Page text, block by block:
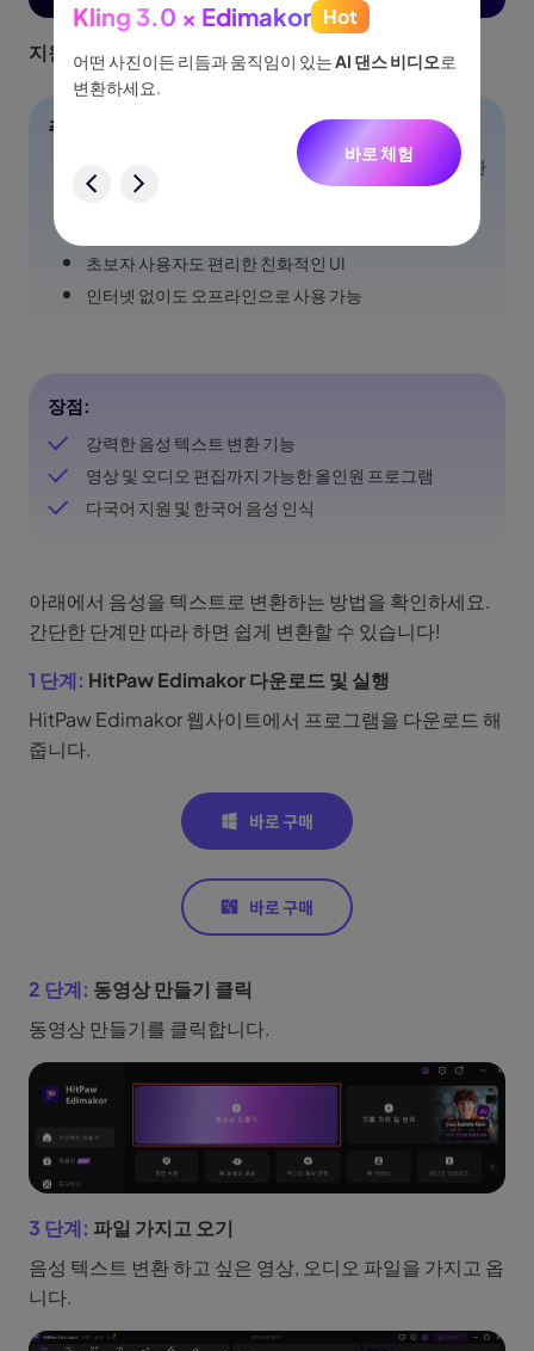
지원 언어: 130개 이상의 언어 지원
주로 기능
AI 기반 음성 인식을 통해 자동으로 ai 음성을 텍스트 변환
영어, 한국어 포함 다국어 음성 인식 가능
초보자 사용자도 편리한 친화적인 UI
인터넷 없이도 오프라인으로 사용 가능
장점:
강력한 음성 텍스트 변환 기능
영상 및 오디오 편집까지 가능한 올인원 프로그램
다국어 지원 및 한국어 음성 인식
아래에서 음성을 텍스트로 변환하는 방법을 확인하세요.
간단한 단계만 따라 하면 쉽게 변환할 수 있습니다!
1 단계: HitPaw Edimakor 다운로드 및 실행
HitPaw Edimakor 웹사이트에서 프로그램을 다운로드 해
줍니다.
2 단계: 동영상 만들기 클릭
동영상 만들기를 클릭합니다.
3 단계: 파일 가지고 오기
음성 텍스트 변환 하고 싶은 영상, 오디오 파일을 가지고 옵
니다.
나 물
Kling 3.0 × Edimakor Hot
어떤 사진이든 리듬과 움직임이 있는AI 댄스 비디오로
변환하세요.
바로 체험